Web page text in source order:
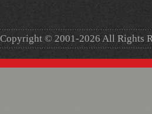
Copyright © 2001-2026 All Rights